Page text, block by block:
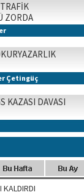
ZORDA
Çetingüç
KAZASI DAVASI
KALDIRDI